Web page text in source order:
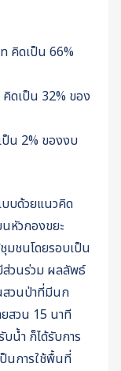
คิดเป็น 66%
คิดเป็น 32% ของ
ป็น 2% ของงบ
บด้วยแนวคิด
หัวกองขยะ
มชนโดยรอบเป็น
ส่วนร่วม ผลลัพธ์
วนป่าที่มีนก
สวน 15 นาที
น้ำ ก็ได้รับการ
นการใช้พื้นที่